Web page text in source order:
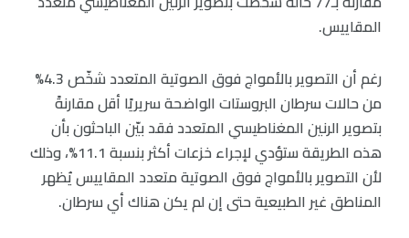
المقاييس.
رغم أن التصوير بالأمواج فوق الصوتية المتعدد شخّص 4.3%
من حالات سرطان البروستات الواضحة سريريًا أقل مقارنةً
بتصوير الرنين المغناطيسي المتعدد فقد بيّن الباحثون بأن
هذه الطريقة ستؤدي لإجراء خزعات أكثر بنسبة 11.1%، وذلك
لأن التصوير بالأمواج فوق الصوتية متعدد المقاييس يُظهر
المناطق غير الطبيعية حتى إن لم يكن هناك أي سرطان.